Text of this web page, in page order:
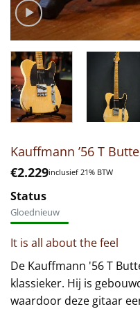
Kauffmann ’56 T
€2.229inclusief 21% BTW
Status
Gloednieuw
It is all about the feel
De Kauffmann '56 T
klassieker. Hij is
waardoor deze gitaar